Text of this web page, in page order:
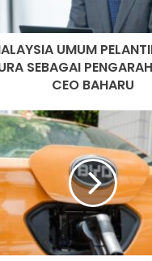
UMUM
SEBAGAI
CEO BAHARU